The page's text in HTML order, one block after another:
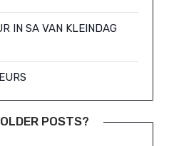
IN SA VAN KLEINDAG
POSTS?